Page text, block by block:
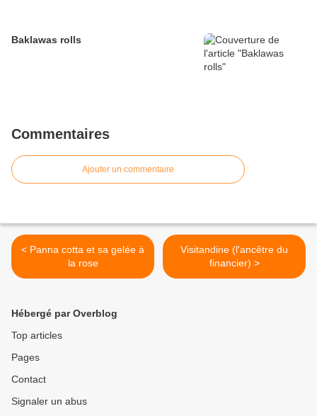
Baklawas rolls
Commentaires
Ajouter un commentaire
< Panna cotta et sa gelée à
la rose
Visitandine (l'ancêtre du
financier) >
Hébergé par Overblog
Top articles
Pages
Contact
Signaler un abus